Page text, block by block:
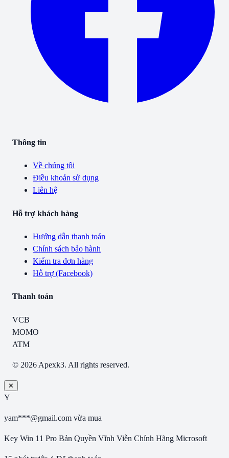
Thông tin
Về chúng tôi
Điều khoản sử dụng
Liên hệ
Hỗ trợ khách hàng
Hướng dẫn thanh toán
Chính sách bảo hành
Kiểm tra đơn hàng
Hỗ trợ (Facebook)
Thanh toán
VCB
MOMO
ATM
© 2026 Apexk3. All rights reserved.
✕
Y
yam***@gmail.com vừa mua
Key Win 11 Pro Bản Quyền Vĩnh Viễn Chính Hãng Microsoft